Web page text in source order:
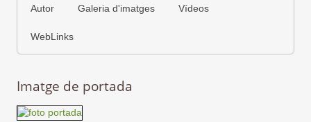
Autor Galeria d'imatges Vídeos
WebLinks
Imatge de portada